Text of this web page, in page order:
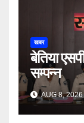
खबर
बेतिया
सम्पन्न
AUG 8, 2026